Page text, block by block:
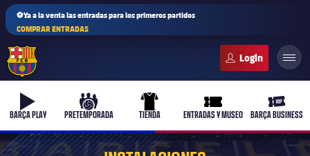
⚽Ya a la venta las entradas para los primeros partidos
COMPRAR ENTRADAS
b-play
BARÇA PLAY
culers-ball
PRETEMPORADA
uniform
TIENDA
ticket-full
ENTRADAS Y MUSEO
ticket-
BARÇA BUSINESS